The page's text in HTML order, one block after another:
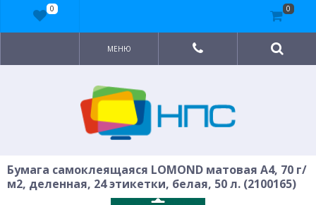
МЕНЮ
Бумага самоклеящаяся LOMOND матовая A4, 70 г/
м2, деленная, 24 этикетки, белая, 50 л. (2100165)
0 0